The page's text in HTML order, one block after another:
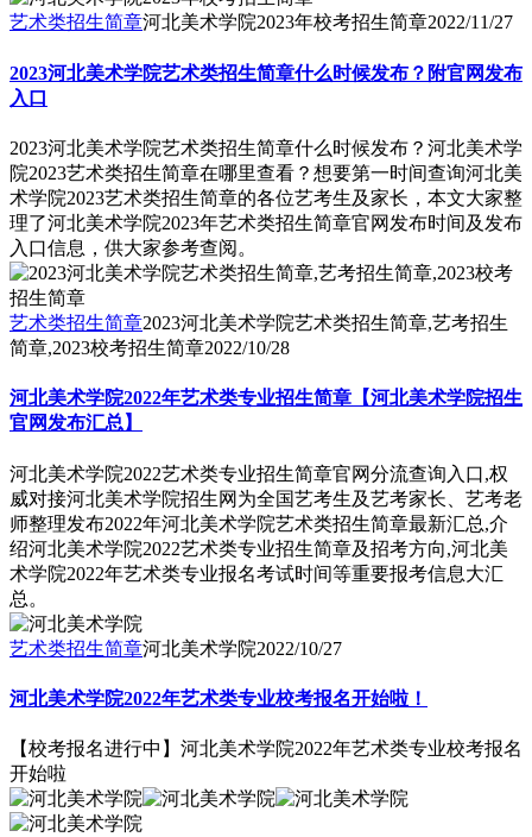
艺术类招生简章河北美术学院2023年校考招生简章2022/11/27
2023河北美术学院艺术类招生简章什么时候发布？附官网发布
入口
2023河北美术学院艺术类招生简章什么时候发布？河北美术学
院2023艺术类招生简章在哪里查看？想要第一时间查询河北美
术学院2023艺术类招生简章的各位艺考生及家长，本文大家整
理了河北美术学院2023年艺术类招生简章官网发布时间及发布
入口信息，供大家参考查阅。
艺术类招生简章2023河北美术学院艺术类招生简章,艺考招生
简章,2023校考招生简章2022/10/28
河北美术学院2022年艺术类专业招生简章【河北美术学院招生
官网发布汇总】
河北美术学院2022艺术类专业招生简章官网分流查询入口,权
威对接河北美术学院招生网为全国艺考生及艺考家长、艺考老
师整理发布2022年河北美术学院艺术类招生简章最新汇总,介
绍河北美术学院2022艺术类专业招生简章及招考方向,河北美
术学院2022年艺术类专业报名考试时间等重要报考信息大汇
总。
艺术类招生简章河北美术学院2022/10/27
河北美术学院2022年艺术类专业校考报名开始啦！
【校考报名进行中】河北美术学院2022年艺术类专业校考报名
开始啦